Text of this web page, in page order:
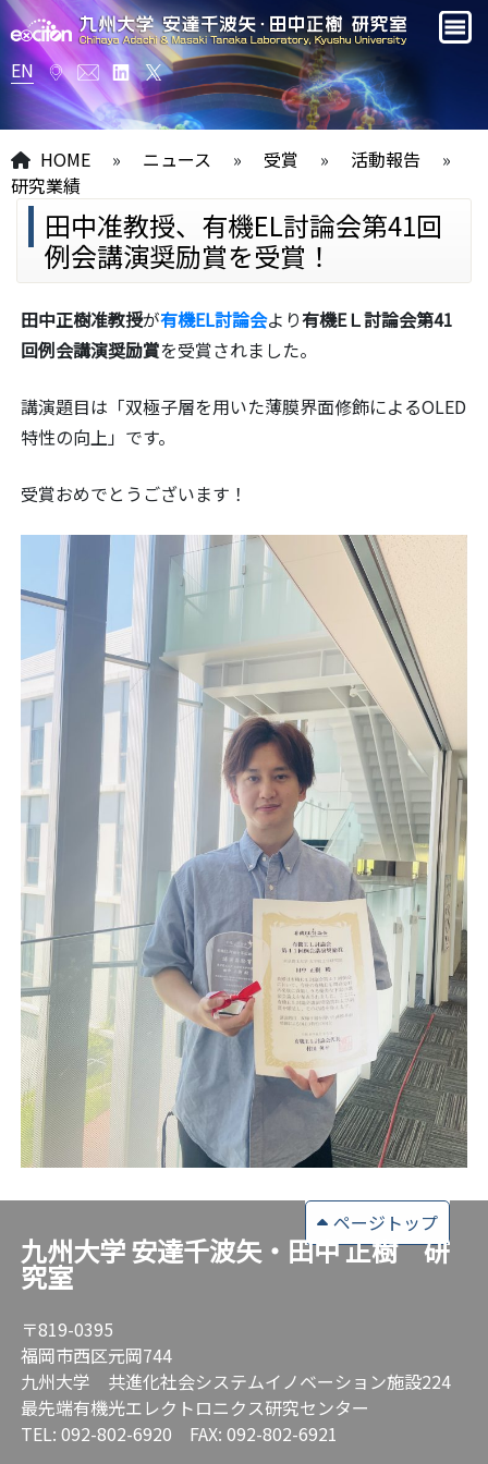
EN
HOME » ニュース » 受賞 » 活動報告
»
研究業績
田中准教授、有機EL討論会第41回
例会講演奨励賞を受賞！
田中正樹准教授が有機EL討論会より有機EＬ討論会第41
回例会講演奨励賞を受賞されました。
講演題目は「双極子層を用いた薄膜界面修飾によるOLED
特性の向上」です。
受賞おめでとうございます！
ページトップ
九州大学 安達千波矢・田中 正樹 研
究室
〒819-0395
福岡市西区元岡744
九州大学 共進化社会システムイノベーション施設224
最先端有機光エレクトロニクス研究センター
TEL: 092-802-6920 FAX: 092-802-6921